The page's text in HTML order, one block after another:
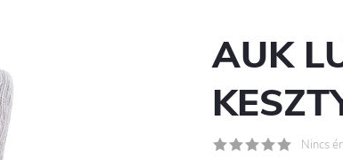
AUK
Nincs